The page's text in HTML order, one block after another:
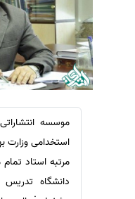
ترجمه عربی به فارسی
مشاهده همه زبان ها
سفارش ویرایش
سفارش پارافریز
سفارش فرمت‌بندی
سفارش کاهش کمیت
سفارش معرفی مجله
سفارش معرفی مقاله
سفارش معرفی کتاب
سفارش چکیده مبسوط
موسسه
استخدامی وزارت
دانشگاه